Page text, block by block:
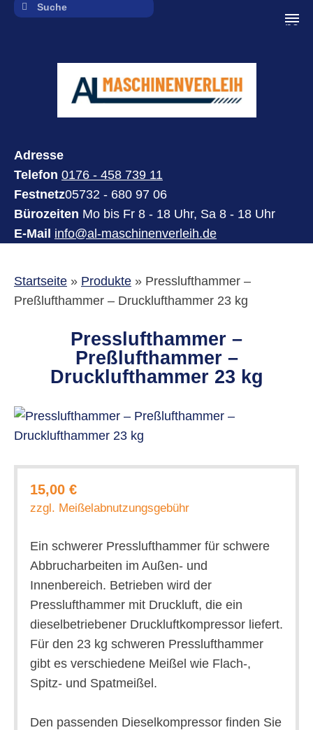
Adresse
Telefon 0176 - 458 739 11
Festnetz05732 - 680 97 06
Bürozeiten Mo bis Fr 8 - 18 Uhr, Sa 8 - 18 Uhr
E-Mail info@al-maschinenverleih.de
Startseite» Produkte» Presslufthammer –
Preßlufthammer – Drucklufthammer 23 kg
Presslufthammer –
Preßlufthammer –
Drucklufthammer 23 kg
15,00 €
zzgl. Meißelabnutzungsgebühr
Ein schwerer Presslufthammer für schwere
Abbrucharbeiten im Außen- und
Innenbereich. Betrieben wird der
Presslufthammer mit Druckluft, die ein
dieselbetriebener Druckluftkompressor liefert.
Für den 23 kg schweren Presslufthammer
gibt es verschiedene Meißel wie Flach-,
Spitz- und Spatmeißel.
Den passenden Dieselkompressor finden Sie